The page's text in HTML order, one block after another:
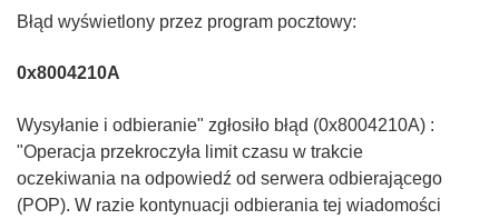
Błąd wyświetlony przez program pocztowy:
0x8004210A
Wysyłanie i odbieranie" zgłosiło błąd (0x8004210A) :
"Operacja przekroczyła limit czasu w trakcie
oczekiwania na odpowiedź od serwera odbierającego
(POP). W razie kontynuacji odbierania tej wiadomości